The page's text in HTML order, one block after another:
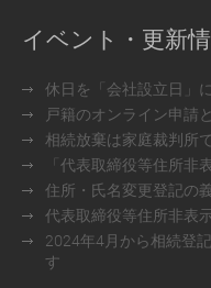
イベント・更新
休日を「会社設立日」
戸籍のオンライン申請
相続放棄は家庭裁判所
「代表取締役等住所
住所・氏名変更登記の
代表取締役等住所非表
2024年4月から相続登
す